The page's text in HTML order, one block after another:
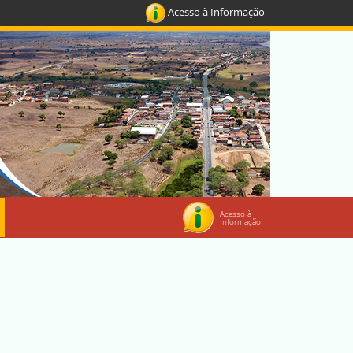
Acesso à Informação
Acesso à
Informação